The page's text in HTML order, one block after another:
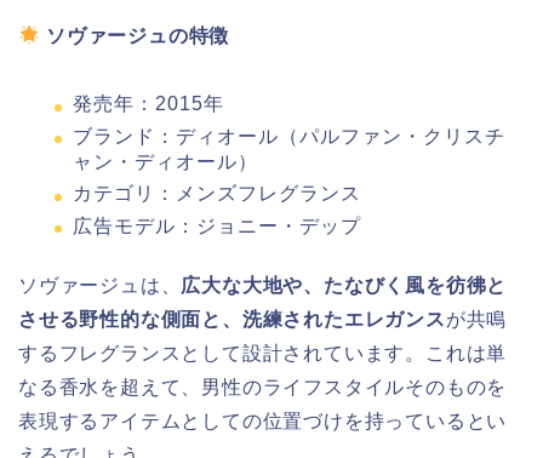
ソヴァージュの特徴
発売年：2015年
ブランド：ディオール（パルファン・クリスチ
ャン・ディオール）
カテゴリ：メンズフレグランス
広告モデル：ジョニー・デップ
ソヴァージュは、 広大な大地や、たなびく風を彷彿と
させる野性的な側面と、洗練されたエレガンスが共鳴
するフレグランスとして設計されています。これは単
なる香水を超えて、男性のライフスタイルそのものを
表現するアイテムとしての位置づけを持っているとい